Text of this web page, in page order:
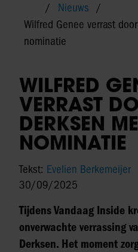
Nieuws
Wilfred Genee verrast
nominatie
WILFRED
VERRAST
DERKSEN
NOMINATIE
Tekst: Evelien Berkemeijer
30/09/2025
Tijdens Vandaag Inside
onverwachte verrassing
Derksen. Het moment